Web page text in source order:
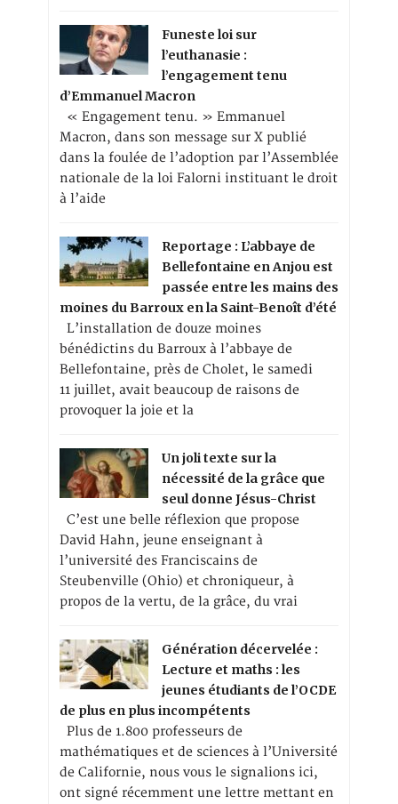
Funeste loi sur
l’euthanasie :
l’engagement tenu
d’Emmanuel Macron
« Engagement tenu. » Emmanuel
Macron, dans son message sur X publié
dans la foulée de l’adoption par l’Assemblée
nationale de la loi Falorni instituant le droit
à l’aide
Reportage : L’abbaye de
Bellefontaine en Anjou est
passée entre les mains des
moines du Barroux en la Saint-Benoît d’été
L’installation de douze moines
bénédictins du Barroux à l’abbaye de
Bellefontaine, près de Cholet, le samedi
11 juillet, avait beaucoup de raisons de
provoquer la joie et la
Un joli texte sur la
nécessité de la grâce que
seul donne Jésus-Christ
C’est une belle réflexion que propose
David Hahn, jeune enseignant à
l’université des Franciscains de
Steubenville (Ohio) et chroniqueur, à
propos de la vertu, de la grâce, du vrai
Génération décervelée :
Lecture et maths : les
jeunes étudiants de l’OCDE
de plus en plus incompétents
Plus de 1.800 professeurs de
mathématiques et de sciences à l’Université
de Californie, nous vous le signalions ici,
ont signé récemment une lettre mettant en